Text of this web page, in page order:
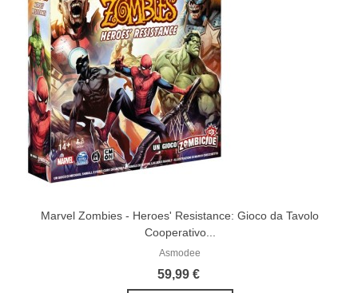
Marvel Zombies - Heroes' Resistance: Gioco da Tavolo
Cooperativo...
Asmodee
59,99 €